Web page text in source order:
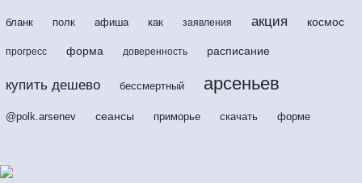
бланк полк афиша как заявления акция космос
прогресс форма доверенность расписание
купить дешево бессмертный арсеньев
@polk.arsenev сеансы приморье скачать форме